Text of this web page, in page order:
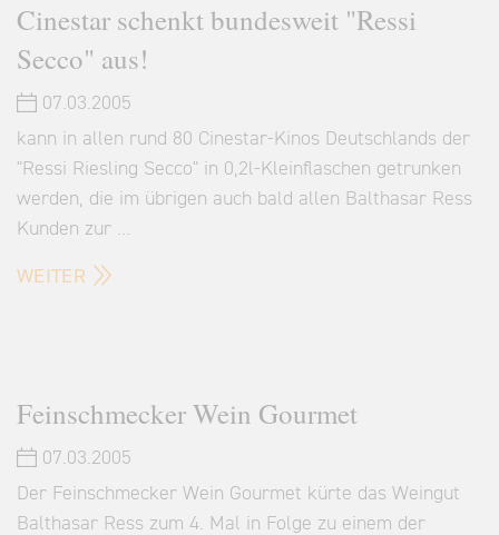
Cinestar schenkt bundesweit "Ressi
Secco" aus!
07.03.2005
kann in allen rund 80 Cinestar-Kinos Deutschlands der
"Ressi Riesling Secco" in 0,2l-Kleinflaschen getrunken
werden, die im übrigen auch bald allen Balthasar Ress
Kunden zur …
WEITER
Feinschmecker Wein Gourmet
07.03.2005
Der Feinschmecker Wein Gourmet kürte das Weingut
Balthasar Ress zum 4. Mal in Folge zu einem der